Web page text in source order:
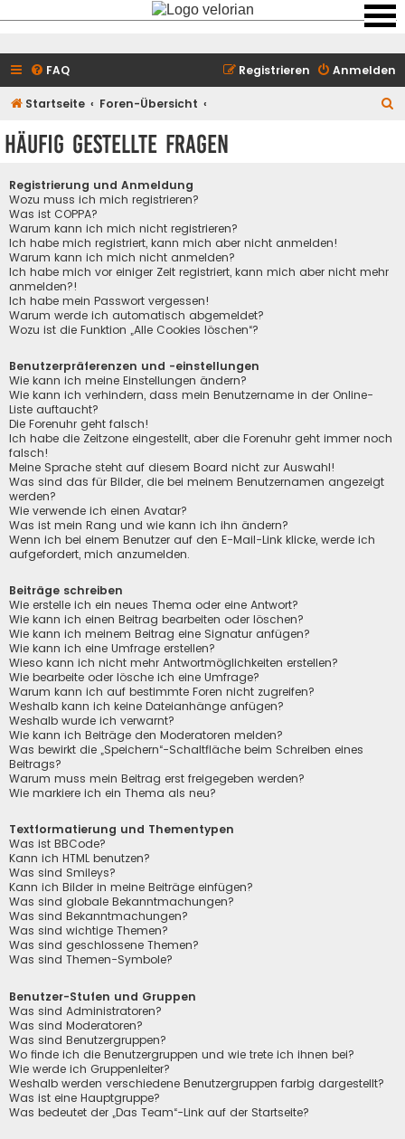
FAQ Anmelden
Registrieren
Startseite Foren-Übersicht
Häufig gestellte Fragen
Registrierung und Anmeldung
Wozu muss ich mich registrieren?
Was ist COPPA?
Warum kann ich mich nicht registrieren?
Ich habe mich registriert, kann mich aber nicht anmelden!
Warum kann ich mich nicht anmelden?
Ich habe mich vor einiger Zeit registriert, kann mich aber nicht mehr
anmelden?!
Ich habe mein Passwort vergessen!
Warum werde ich automatisch abgemeldet?
Wozu ist die Funktion „Alle Cookies löschen“?
Benutzerpräferenzen und -einstellungen
Wie kann ich meine Einstellungen ändern?
Wie kann ich verhindern, dass mein Benutzername in der Online-
Liste auftaucht?
Die Forenuhr geht falsch!
Ich habe die Zeitzone eingestellt, aber die Forenuhr geht immer noch
falsch!
Meine Sprache steht auf diesem Board nicht zur Auswahl!
Was sind das für Bilder, die bei meinem Benutzernamen angezeigt
werden?
Wie verwende ich einen Avatar?
Was ist mein Rang und wie kann ich ihn ändern?
Wenn ich bei einem Benutzer auf den E-Mail-Link klicke, werde ich
aufgefordert, mich anzumelden.
Beiträge schreiben
Wie erstelle ich ein neues Thema oder eine Antwort?
Wie kann ich einen Beitrag bearbeiten oder löschen?
Wie kann ich meinem Beitrag eine Signatur anfügen?
Wie kann ich eine Umfrage erstellen?
Wieso kann ich nicht mehr Antwortmöglichkeiten erstellen?
Wie bearbeite oder lösche ich eine Umfrage?
Warum kann ich auf bestimmte Foren nicht zugreifen?
Weshalb kann ich keine Dateianhänge anfügen?
Weshalb wurde ich verwarnt?
Wie kann ich Beiträge den Moderatoren melden?
Was bewirkt die „Speichern“-Schaltfläche beim Schreiben eines
Beitrags?
Warum muss mein Beitrag erst freigegeben werden?
Wie markiere ich ein Thema als neu?
Textformatierung und Thementypen
Was ist BBCode?
Kann ich HTML benutzen?
Was sind Smileys?
Kann ich Bilder in meine Beiträge einfügen?
Was sind globale Bekanntmachungen?
Was sind Bekanntmachungen?
Was sind wichtige Themen?
Was sind geschlossene Themen?
Was sind Themen-Symbole?
Benutzer-Stufen und Gruppen
Was sind Administratoren?
Was sind Moderatoren?
Was sind Benutzergruppen?
Wo finde ich die Benutzergruppen und wie trete ich ihnen bei?
Wie werde ich Gruppenleiter?
Weshalb werden verschiedene Benutzergruppen farbig dargestellt?
Was ist eine Hauptgruppe?
Was bedeutet der „Das Team“-Link auf der Startseite?